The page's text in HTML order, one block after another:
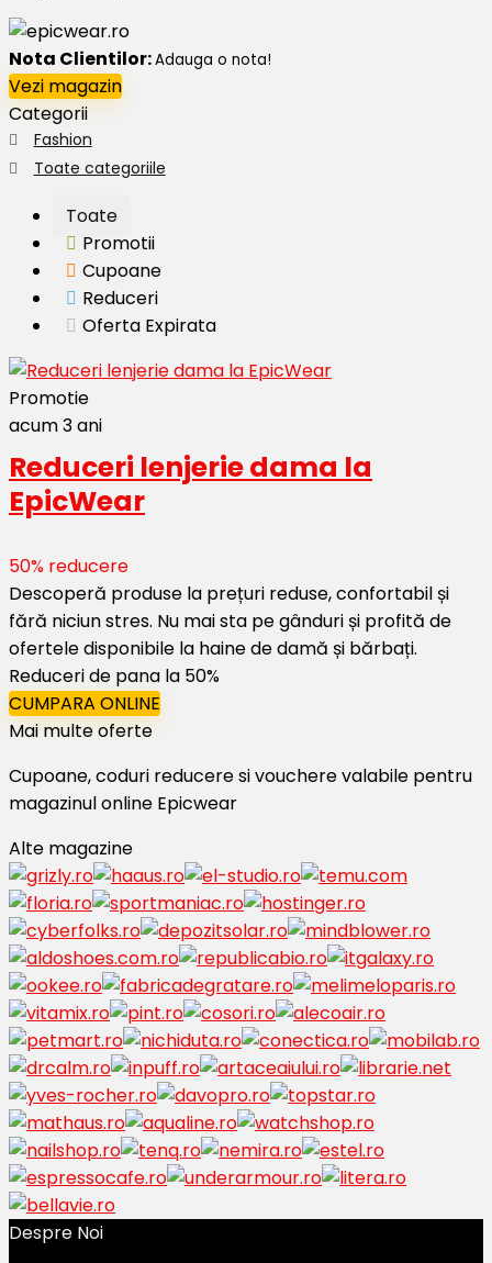
Nota Clientilor:Adauga o nota!
Vezi magazin
Categorii
Fashion
Toate categoriile
Toate
Promotii
Cupoane
Reduceri
Oferta Expirata
Promotie
acum 3 ani
Reduceri lenjerie dama la
EpicWear
50% reducere
Descoperă produse la prețuri reduse, confortabil și
fără niciun stres. Nu mai sta pe gânduri și profită de
ofertele disponibile la haine de damă și bărbați.
Reduceri de pana la 50%
CUMPARA ONLINE
Mai multe oferte
Cupoane, coduri reducere si vouchere valabile pentru
magazinul online Epicwear
Alte magazine
Despre Noi